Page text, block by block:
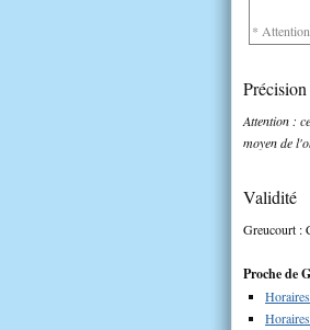
*
Précision
Attention :
moyen de
Validité
Greucourt :
Proche de